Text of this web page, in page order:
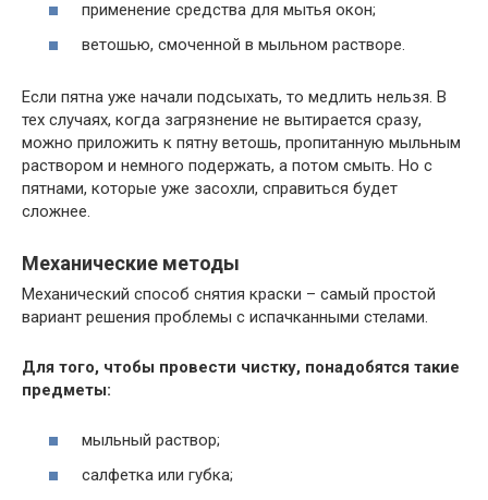
применение средства для мытья окон;
ветошью, смоченной в мыльном растворе.
Если пятна уже начали подсыхать, то медлить нельзя. В
тех случаях, когда загрязнение не вытирается сразу,
можно приложить к пятну ветошь, пропитанную мыльным
раствором и немного подержать, а потом смыть. Но с
пятнами, которые уже засохли, справиться будет
сложнее.
Механические методы
Механический способ снятия краски – самый простой
вариант решения проблемы с испачканными стелами.
Для того, чтобы провести чистку, понадобятся такие
предметы:
мыльный раствор;
салфетка или губка;